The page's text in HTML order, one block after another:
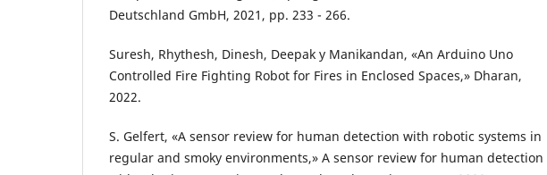
Deutschland GmbH, 2021, pp. 233 - 266.
Suresh, Rhythesh, Dinesh, Deepak y Manikandan, «An Arduino Uno
Controlled Fire Fighting Robot for Fires in Enclosed Spaces,» Dharan,
2022.
S. Gelfert, «A sensor review for human detection with robotic systems in
regular and smoky environments,» A sensor review for human detection